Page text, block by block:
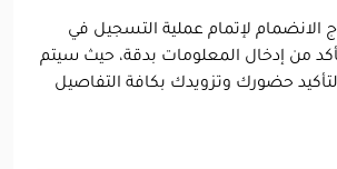
الانضمام لإتمام عملية التسجيل في
من إدخال المعلومات بدقة، حيث سيتم
حضورك وتزويدك بكافة التفاصيل